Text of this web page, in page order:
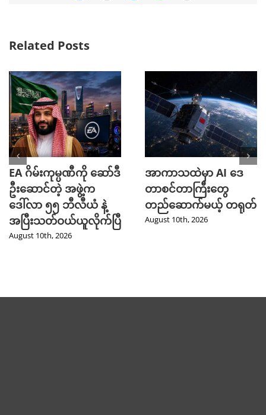
Related Posts
EA ဂိမ်းကုမ္ပဏီကို ဆော်ဒီ
ဦးဆောင်တဲ့ အဖွဲ့က
ဒေါ်လာ ၅၅ ဘီလီယံ နဲ့
အပြီးသတ်ဝယ်ယူလိုက်ပြီ
August 10th, 2026
အာကာသထဲမှာ AI ဒေ
တာစင်တာကြီးတွေ
တည်ဆောက်မယ့် တရုတ်
August 10th, 2026